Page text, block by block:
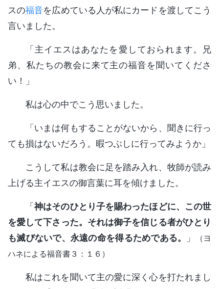
スの福音を広めている人が私にカードを渡してこう
言いました。
「主イエスはあなたを愛しておられます。兄
弟、私たちの教会に来て主の福音を聞いてくださ
い！」
私は心の中でこう思いました。
「いまは何もすることがないから、聞きに行っ
ても損はないだろう。暇つぶしに行ってみようか」
こうして私は教会に足を踏み入れ、牧師が読み
上げる主イエスの御言葉に耳を傾けました。
「神はそのひとり子を賜わったほどに、この世
を愛して下さった。それは御子を信じる者がひとり
も滅びないで、永遠の命を得るためである。
」
（ヨ
ハネによる福音書３：１６）
私はこれを聞いて主の愛に深く心を打たれまし